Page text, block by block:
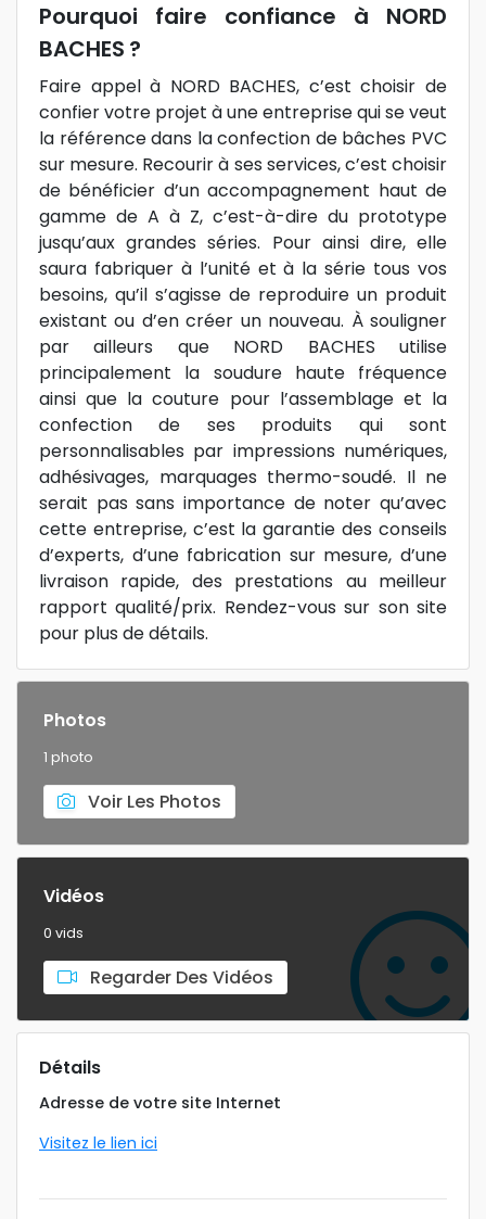
Pourquoi faire confiance à NORD
BACHES ?
Faire appel à NORD BACHES, c’est choisir de
confier votre projet à une entreprise qui se veut
la référence dans la confection de bâches PVC
sur mesure. Recourir à ses services, c’est choisir
de bénéficier d’un accompagnement haut de
gamme de A à Z, c’est-à-dire du prototype
jusqu’aux grandes séries. Pour ainsi dire, elle
saura fabriquer à l’unité et à la série tous vos
besoins, qu’il s’agisse de reproduire un produit
existant ou d’en créer un nouveau. À souligner
par ailleurs que NORD BACHES utilise
principalement la soudure haute fréquence
ainsi que la couture pour l’assemblage et la
confection de ses produits qui sont
personnalisables par impressions numériques,
adhésivages, marquages thermo-soudé. Il ne
serait pas sans importance de noter qu’avec
cette entreprise, c’est la garantie des conseils
d’experts, d’une fabrication sur mesure, d’une
livraison rapide, des prestations au meilleur
rapport qualité/prix. Rendez-vous sur son site
pour plus de détails.
Photos
1 photo
Voir Les Photos
Vidéos
0 vids
Regarder Des Vidéos
Détails
Adresse de votre site Internet
Visitez le lien ici